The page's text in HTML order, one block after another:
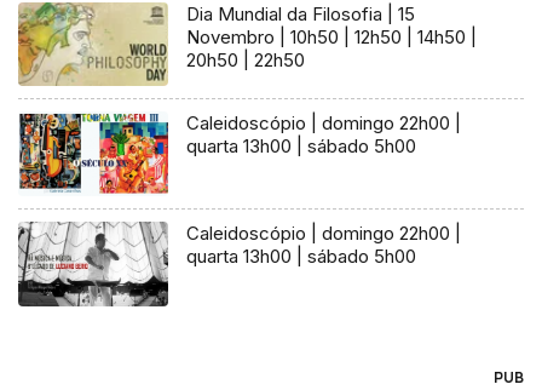
Dia Mundial da Filosofia | 15
Novembro | 10h50 | 12h50 | 14h50 |
20h50 | 22h50
Caleidoscópio | domingo 22h00 |
quarta 13h00 | sábado 5h00
Caleidoscópio | domingo 22h00 |
quarta 13h00 | sábado 5h00
PUB